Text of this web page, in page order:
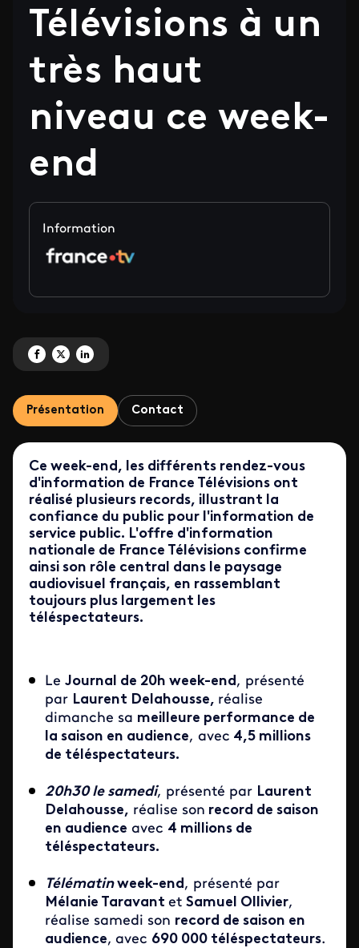
Télévisions à un
très haut
niveau ce week-
end
Information
Partagez 'Les rendez-vous d'information de France Télévisions à un très
Partagez 'Les rendez-vous d'information de France Télévisions à un
Partagez 'Les rendez-vous d'information de France Télévisions
Présentation Contact
Ce week-end, les différents rendez-vous
d'information de France Télévisions ont
réalisé plusieurs records, illustrant la
confiance du public pour l'information de
service public. L'offre d'information
nationale de France Télévisions confirme
ainsi son rôle central dans le paysage
audiovisuel français, en rassemblant
toujours plus largement les
téléspectateurs.
Le Journal de 20h week-end, présenté
par Laurent Delahousse, réalise
dimanche sa meilleure performance de
la saison en audience, avec 4,5 millions
de téléspectateurs.
20h30 le samedi, présenté par Laurent
Delahousse, réalise son record de saison
en audience avec 4 millions de
téléspectateurs.
Télématinweek-end, présenté par
Mélanie Taravant et Samuel Ollivier,
réalise samedi son record de saison en
audience, avec 690 000 téléspectateurs.